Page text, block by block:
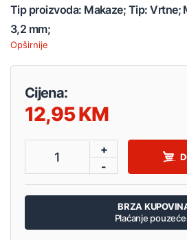
Tip proizvoda: Makaze; Tip: Vrtne;
3,2 mm;
Opširnije
Cijena:
12,95
1
+
-
BRZA
Plaćanje